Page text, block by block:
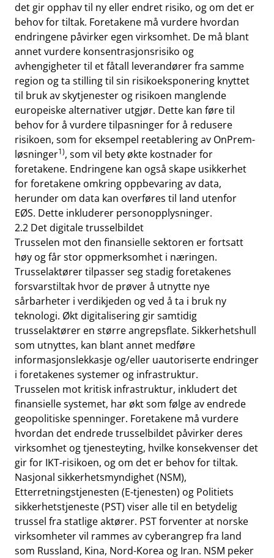
det gir opphav til ny eller endret risiko, og om det er
behov for tiltak. Foretakene må vurdere hvordan
endringene påvirker egen virksomhet. De må blant
annet vurdere konsentrasjonsrisiko og
avhengigheter til et fåtall leverandører fra samme
region og ta stilling til sin risikoeksponering knyttet
til bruk av skytjenester og risikoen manglende
europeiske alternativer utgjør. Dette kan føre til
behov for å vurdere tilpasninger for å redusere
risikoen, som for eksempel reetablering av OnPrem-
løsninger1), som vil bety økte kostnader for
foretakene. Endringene kan også skape usikkerhet
for foretakene omkring oppbevaring av data,
herunder om data kan overføres til land utenfor
EØS. Dette inkluderer personopplysninger.
2.2 Det digitale trusselbildet
Trusselen mot den finansielle sektoren er fortsatt
høy og får stor oppmerksomhet i næringen.
Trusselaktører tilpasser seg stadig foretakenes
forsvarstiltak hvor de prøver å utnytte nye
sårbarheter i verdikjeden og ved å ta i bruk ny
teknologi. Økt digitalisering gir samtidig
trusselaktører en større angrepsflate. Sikkerhetshull
som utnyttes, kan blant annet medføre
informasjonslekkasje og/eller uautoriserte endringer
i foretakenes systemer og infrastruktur.
Trusselen mot kritisk infrastruktur, inkludert det
finansielle systemet, har økt som følge av endrede
geopolitiske spenninger. Foretakene må vurdere
hvordan det endrede trusselbildet påvirker deres
virksomhet og tjenesteyting, hvilke konsekvenser det
gir for IKT-risikoen, og om det er behov for tiltak.
Nasjonal sikkerhetsmyndighet (NSM),
Etterretningstjenesten (E-tjenesten) og Politiets
sikkerhetstjeneste (PST) viser alle til en betydelig
trussel fra statlige aktører. PST forventer at norske
virksomheter vil rammes av cyberangrep fra land
som Russland, Kina, Nord-Korea og Iran. NSM peker